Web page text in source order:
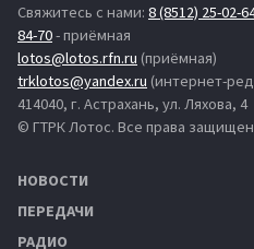
Свяжитесь с нами: 8 (8512) 25-02-
84-70- приёмная
lotos@lotos.rfn.ru (приёмная)
trklotos@yandex.ru (интернет-
414040, г. Астрахань, ул. Ляхова, 4
© ГТРК Лотос. Все права
НОВОСТИ
ПЕРЕДАЧИ
РАДИО